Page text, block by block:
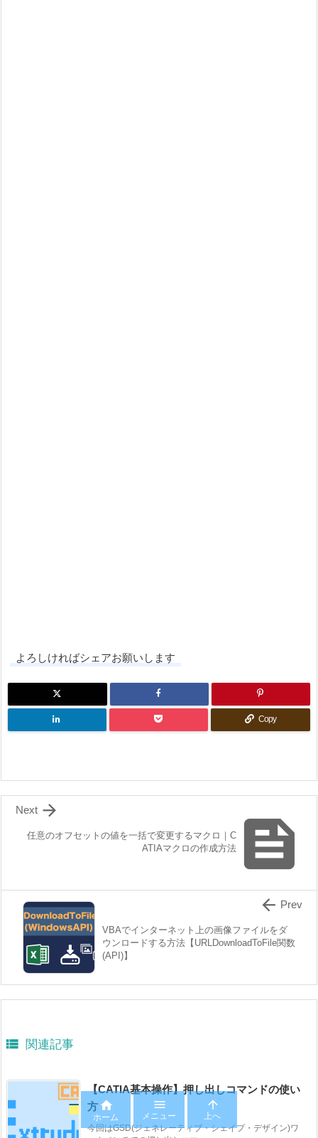
よろしければシェアお願いします
Copy

任意のオフセットの値を一括で変更するマクロ｜C
ATIAマクロの作成方法

Next
VBAでインターネット上の画像ファイルをダ
ウンロードする方法【URLDownloadToFile関数
(API)】
 Prev
 関連記事
【CATIA基本操作】押し出しコマンドの使い
方
今回はGSD(ジェネレーティブ・シェイプ・デザイン)ワ

ホーム

メニュー

上へ